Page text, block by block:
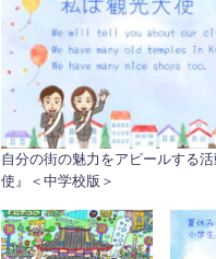
自分の街の魅力をアピールする
使』＜中学校版＞